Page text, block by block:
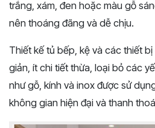
trắng, xám, đen hoặc màu gỗ
nên thoáng đãng và dễ chịu.
Thiết kế tủ bếp, kệ và các thiết
giản, ít chi tiết thừa, loại bỏ các
như gỗ, kính và inox được sử
không gian hiện đại và thanh